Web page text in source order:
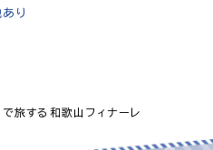
り
旅する和歌山フィナーレ